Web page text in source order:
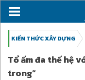
KIẾN THỨC XÂY DỰNG
Tổ ấm đa thế hệ
trong”